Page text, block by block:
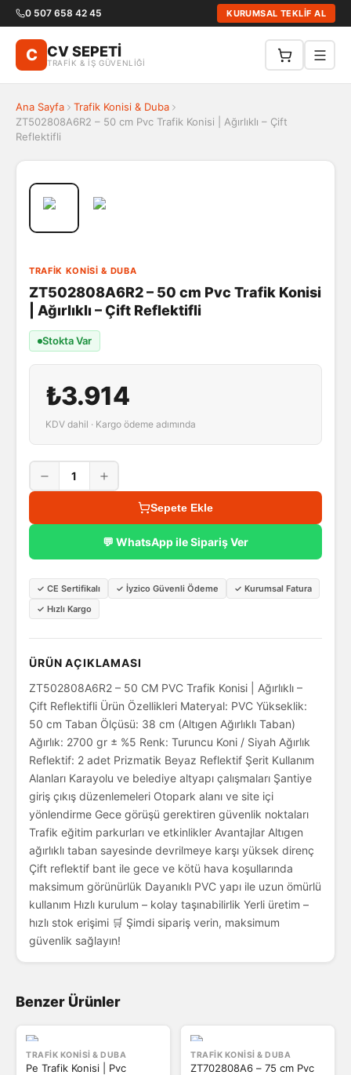
0 507 658 42 45 KURUMSAL TEKLİF AL
C CV SEPETİ
TRAFİK & İŞ GÜVENLİĞİ
Ana Sayfa
Trafik Konisi & Duba
ZT502808A6R2 – 50 cm Pvc Trafik Konisi | Ağırlıklı – Çift
Reflektifli
TRAFIK KONISI & DUBA
ZT502808A6R2 – 50 cm Pvc Trafik Konisi
| Ağırlıklı – Çift Reflektifli
Stokta Var
₺3.914
KDV dahil · Kargo ödeme adımında
1
Sepete Ekle
💬 WhatsApp ile Sipariş Ver
✓ CE Sertifikalı ✓ İyzico Güvenli Ödeme ✓ Kurumsal Fatura
✓ Hızlı Kargo
ÜRÜN AÇIKLAMASI
ZT502808A6R2 – 50 CM PVC Trafik Konisi | Ağırlıklı –
Çift Reflektifli Ürün Özellikleri Materyal: PVC Yükseklik:
50 cm Taban Ölçüsü: 38 cm (Altıgen Ağırlıklı Taban)
Ağırlık: 2700 gr ± %5 Renk: Turuncu Koni / Siyah Ağırlık
Reflektif: 2 adet Prizmatik Beyaz Reflektif Şerit Kullanım
Alanları Karayolu ve belediye altyapı çalışmaları Şantiye
giriş çıkış düzenlemeleri Otopark alanı ve site içi
yönlendirme Gece görüşü gerektiren güvenlik noktaları
Trafik eğitim parkurları ve etkinlikler Avantajlar Altıgen
ağırlıklı taban sayesinde devrilmeye karşı yüksek direnç
Çift reflektif bant ile gece ve kötü hava koşullarında
maksimum görünürlük Dayanıklı PVC yapı ile uzun ömürlü
kullanım Hızlı kurulum – kolay taşınabilirlik Yerli üretim –
hızlı stok erişimi 🛒 Şimdi sipariş verin, maksimum
güvenlik sağlayın!
Benzer Ürünler
TRAFIK KONISI & DUBA
Pe Trafik Konisi | Pvc
TRAFIK KONISI & DUBA
ZT702808A6 – 75 cm Pvc